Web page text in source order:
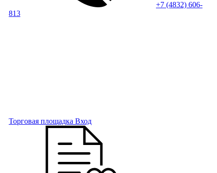
+7 (4832) 606-
813
Торговая площадка Вход